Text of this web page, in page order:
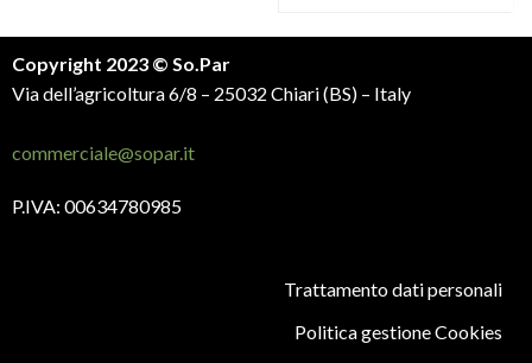
Copyright 2023 © So.Par
Via dell’agricoltura 6/8 – 25032 Chiari (BS) – Italy
commerciale@sopar.it
P.IVA: 00634780985
Trattamento dati personali
Politica gestione Cookies